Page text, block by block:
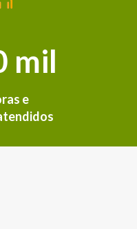
mil
e